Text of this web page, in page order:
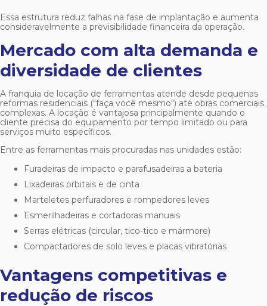
Essa estrutura reduz falhas na fase de implantação e aumenta
consideravelmente a previsibilidade financeira da operação.
Mercado com alta demanda e
diversidade de clientes
A franquia de locação de ferramentas atende desde pequenas
reformas residenciais ("faça você mesmo") até obras comerciais
complexas. A locação é vantajosa principalmente quando o
cliente precisa do equipamento por tempo limitado ou para
serviços muito específicos.
Entre as ferramentas mais procuradas nas unidades estão:
Furadeiras de impacto e parafusadeiras a bateria
Lixadeiras orbitais e de cinta
Marteletes perfuradores e rompedores leves
Esmerilhadeiras e cortadoras manuais
Serras elétricas (circular, tico-tico e mármore)
Compactadores de solo leves e placas vibratórias
Vantagens competitivas e
redução de riscos